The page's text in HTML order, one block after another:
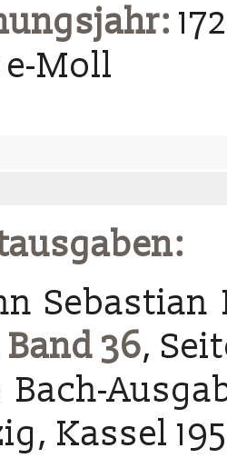
e-Moll
Sebastian
Band 36,
Bach-
Kassel